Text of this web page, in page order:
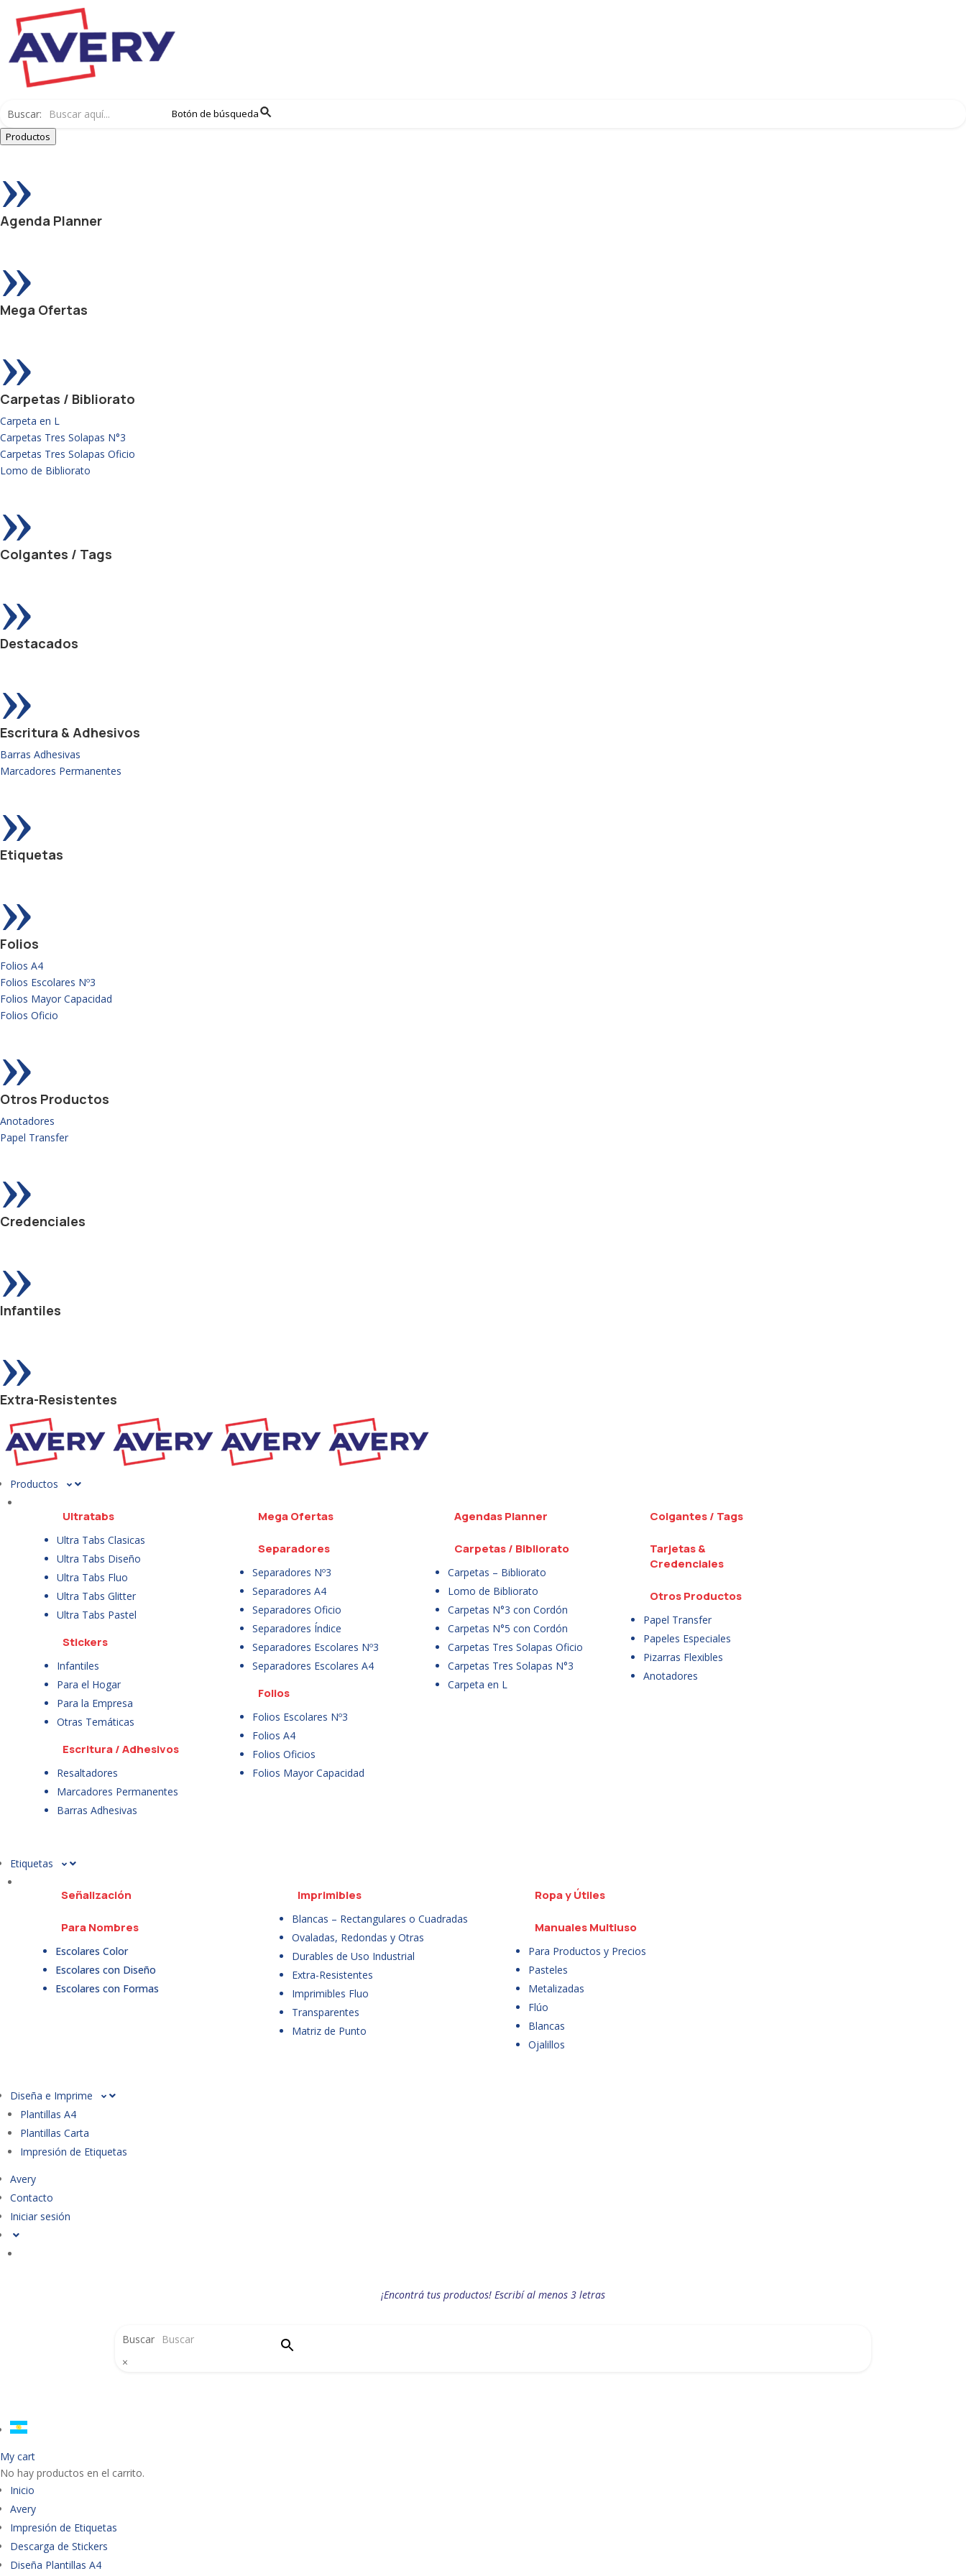
Buscar:
Botón de búsqueda
Productos
»
Agenda Planner
»
Mega Ofertas
»
Carpetas / Bibliorato
Carpeta en L
Carpetas Tres Solapas N°3
Carpetas Tres Solapas Oficio
Lomo de Bibliorato
»
Colgantes / Tags
»
Destacados
»
Escritura & Adhesivos
Barras Adhesivas
Marcadores Permanentes
»
Etiquetas
»
Folios
Folios A4
Folios Escolares Nº3
Folios Mayor Capacidad
Folios Oficio
»
Otros Productos
Anotadores
Papel Transfer
»
Credenciales
»
Infantiles
»
Extra-Resistentes
Productos
Ultratabs
Ultra Tabs Clasicas
Ultra Tabs Diseño
Ultra Tabs Fluo
Ultra Tabs Glitter
Ultra Tabs Pastel
Stickers
Infantiles
Para el Hogar
Para la Empresa
Otras Temáticas
Escritura / Adhesivos
Resaltadores
Marcadores Permanentes
Barras Adhesivas
Mega Ofertas
Separadores
Separadores Nº3
Separadores A4
Separadores Oficio
Separadores Índice
Separadores Escolares Nº3
Separadores Escolares A4
Folios
Folios Escolares Nº3
Folios A4
Folios Oficios
Folios Mayor Capacidad
Agendas Planner
Carpetas / Bibliorato
Carpetas – Bibliorato
Lomo de Bibliorato
Carpetas N°3 con Cordón
Carpetas N°5 con Cordón
Carpetas Tres Solapas Oficio
Carpetas Tres Solapas N°3
Carpeta en L
Colgantes / Tags
Tarjetas &
Credenciales
Otros Productos
Papel Transfer
Papeles Especiales
Pizarras Flexibles
Anotadores
Etiquetas
Señalización
Para Nombres
Escolares Color
Escolares con Diseño
Escolares con Formas
Imprimibles
Blancas – Rectangulares o Cuadradas
Ovaladas, Redondas y Otras
Durables de Uso Industrial
Extra-Resistentes
Imprimibles Fluo
Transparentes
Matriz de Punto
Ropa y Útiles
Manuales Multiuso
Para Productos y Precios
Pasteles
Metalizadas
Flúo
Blancas
Ojalillos
Diseña e Imprime
Plantillas A4
Plantillas Carta
Impresión de Etiquetas
Avery
Contacto
Iniciar sesión
¡Encontrá tus productos! Escribí al menos 3 letras
Buscar
×
My cart
No hay productos en el carrito.
Inicio
Avery
Impresión de Etiquetas
Descarga de Stickers
Diseña Plantillas A4